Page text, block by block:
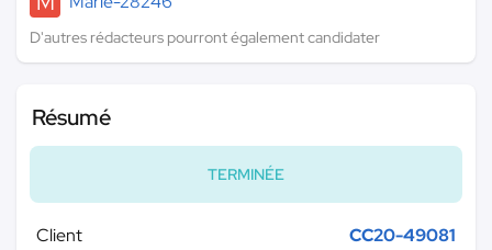
D'autres rédacteurs pourront également candidater
Résumé
TERMINÉE
Client
CC20-49081